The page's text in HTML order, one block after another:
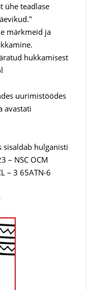
ühe teadlase
märkmeid ja
hukkamisest
uurimistöödes
avastati
hulganisti
– NSC OCM
– 3 65ATN-6